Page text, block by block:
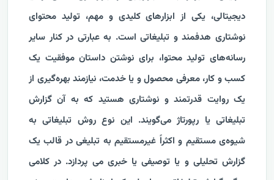
دیجیتالی، یکی از ابزارهای کلیدی و مهم، تولید محتوای
نوشتاری هدفمند و تبلیغاتی است. به عبارتی در کنار سایر
رسانه‌های تولید محتوا، برای نوشتن داستان موفقیت یک
کسب و کار، معرفی محصول و یا خدمت، نیازمند بهره‌گیری از
یک روایت قدرتمند و نوشتاری هستید که به آن گزارش
تبلیغاتی یا رپورتاژ می‌گویند. این نوع روش تبلیغاتی به
شیوه‌ی مستقیم و اکثراً غیرمستقیم به تبلیغی در قالب یک
گزارش تحلیلی و یا توصیفی یا خبری می پردازد. در کلامی